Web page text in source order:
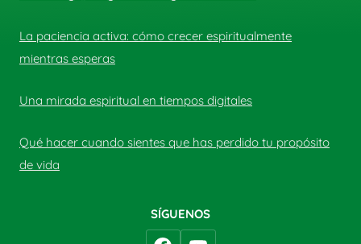
La paciencia activa: cómo crecer espiritualmente
mientras esperas
Una mirada espiritual en tiempos digitales
Qué hacer cuando sientes que has perdido tu propósito
de vida
SÍGUENOS